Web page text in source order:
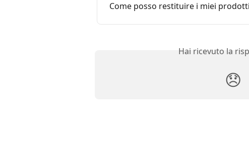
Come posso restituire i miei
Hai ricevuto la
😞